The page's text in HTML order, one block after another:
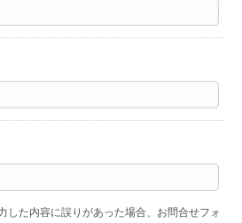
した内容に誤りがあった場合、お問合せフォ